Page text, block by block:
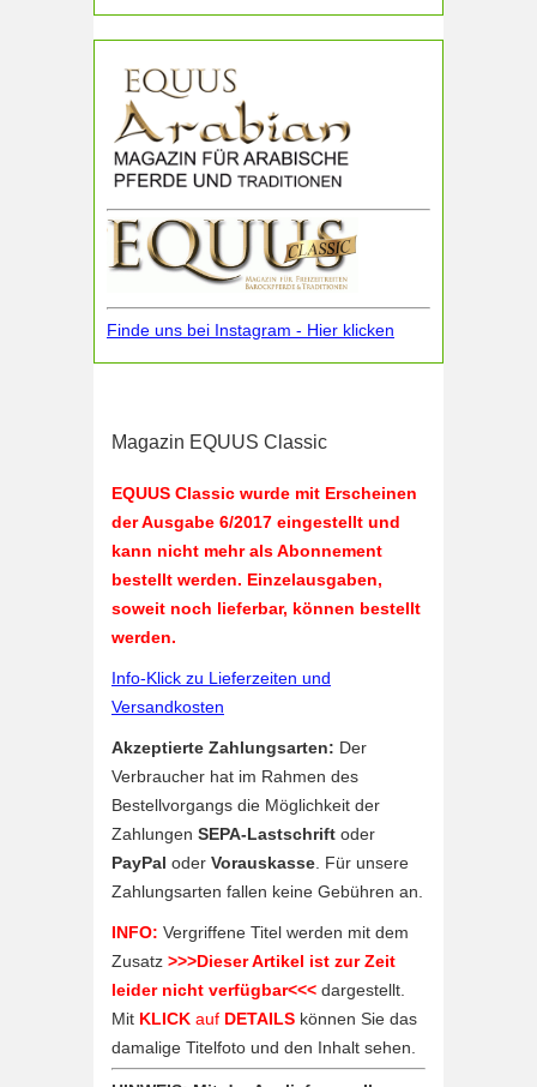
Finde uns bei Instagram - Hier klicken
Magazin EQUUS Classic
EQUUS Classic wurde mit Erscheinen
der Ausgabe 6/2017 eingestellt und
kann nicht mehr als Abonnement
bestellt werden. Einzelausgaben,
soweit noch lieferbar, können bestellt
werden.
Info-Klick zu Lieferzeiten und
Versandkosten
Akzeptierte Zahlungsarten: Der
Verbraucher hat im Rahmen des
Bestellvorgangs die Möglichkeit der
Zahlungen SEPA-Lastschrift oder
PayPal oder Vorauskasse . Für unsere
Zahlungsarten fallen keine Gebühren an.
INFO: Vergriffene Titel werden mit dem
Zusatz >>>Dieser Artikel ist zur Zeit
leider nicht verfügbar<<< dargestellt.
Mit KLICK auf DETAILS können Sie das
damalige Titelfoto und den Inhalt sehen.